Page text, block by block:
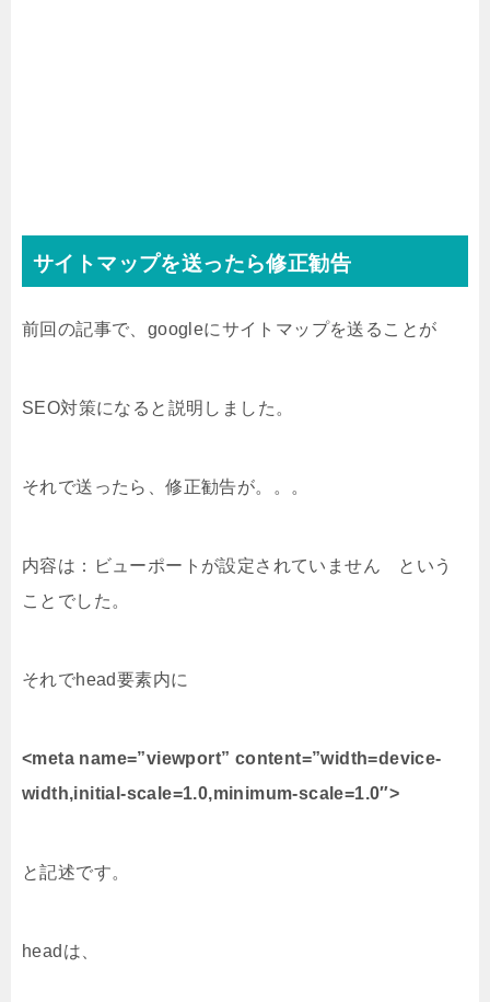
サイトマップを送ったら修正勧告
前回の記事で、googleにサイトマップを送ることが
SEO対策になると説明しました。
それで送ったら、修正勧告が。。。
内容は：
ビューポートが設定されていません という
ことでした。
それでhead要素内に
<meta name=”viewport” content=”width=device-
width,initial-scale=1.0,minimum-scale=1.0″>
と記述です。
headは、